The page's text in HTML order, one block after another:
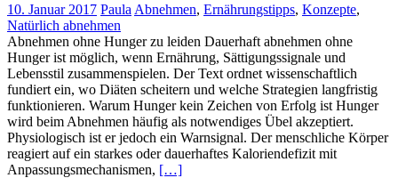
10. Januar 2017 Paula Abnehmen, Ernährungstipps, Konzepte,
Natürlich abnehmen
Abnehmen ohne Hunger zu leiden Dauerhaft abnehmen ohne
Hunger ist möglich, wenn Ernährung, Sättigungssignale und
Lebensstil zusammenspielen. Der Text ordnet wissenschaftlich
fundiert ein, wo Diäten scheitern und welche Strategien langfristig
funktionieren. Warum Hunger kein Zeichen von Erfolg ist Hunger
wird beim Abnehmen häufig als notwendiges Übel akzeptiert.
Physiologisch ist er jedoch ein Warnsignal. Der menschliche Körper
reagiert auf ein starkes oder dauerhaftes Kaloriendefizit mit
Anpassungsmechanismen, […]